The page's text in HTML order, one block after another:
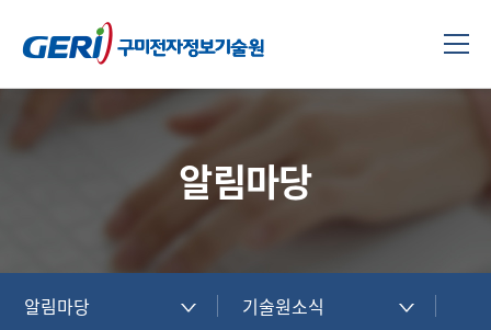
알림마당
알림마당 기술원소식